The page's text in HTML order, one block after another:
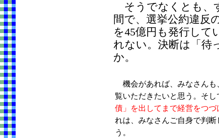
そうでなくとも、
間で、選挙公約違反
を45億円も発行して
れない。決断は「待
か。
機会があれば、みなさんも
覧いただきたいと思う。そし
債」を出してまで経営をつ
れは、みなさんご自身で判
う。